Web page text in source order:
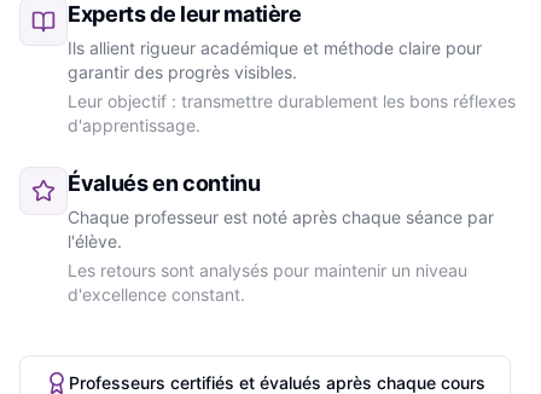
Experts de leur matière
Ils allient rigueur académique et méthode claire pour
garantir des progrès visibles.
Leur objectif : transmettre durablement les bons réflexes
d'apprentissage.
Évalués en continu
Chaque professeur est noté après chaque séance par
l'élève.
Les retours sont analysés pour maintenir un niveau
d'excellence constant.
Professeurs certifiés et évalués après chaque cours